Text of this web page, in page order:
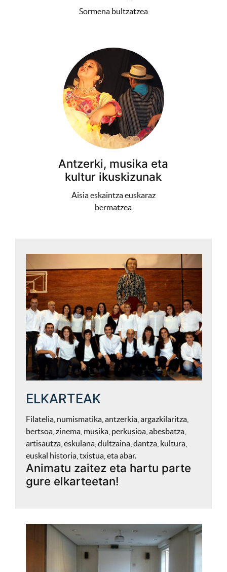
Sormena bultzatzea
Antzerki, musika eta
kultur ikuskizunak
Aisia eskaintza euskaraz
bermatzea
ELKARTEAK
Filatelia, numismatika, antzerkia, argazkilaritza,
bertsoa, zinema, musika, perkusioa, abesbatza,
artisautza, eskulana, dultzaina, dantza, kultura,
euskal historia, txistua, eta abar.
Animatu zaitez eta hartu parte
gure elkarteetan!